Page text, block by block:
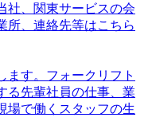
社、関東サービスの会
所、連絡先等はこちら
ます。フォークリフト
る先輩社員の仕事、業
場で働くスタッフの生